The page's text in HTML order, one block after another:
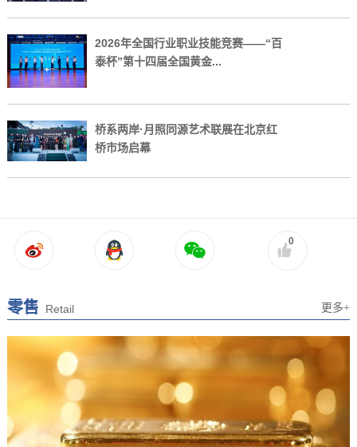
2026年全国行业职业技能竞赛——“百
泰杯”第十四届全国黄金...
桥系两岸·月照同源艺术联展在北京红
桥市场启幕
0
零售 Retail 更多+